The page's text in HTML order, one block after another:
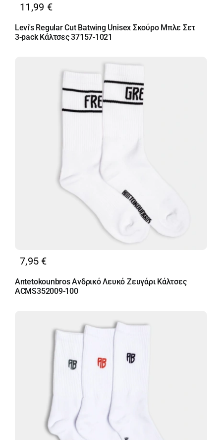
11,99 €
Levi's Regular Cut Batwing Unisex Σκούρο Μπλε Σετ
3-pack Κάλτσες 37157-1021
7,95 €
Antetokounbros Ανδρικό Λευκό Ζευγάρι Κάλτσες
ACMS352009-100